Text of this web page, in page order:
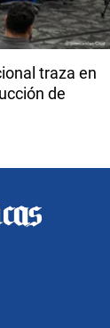
traza en
de